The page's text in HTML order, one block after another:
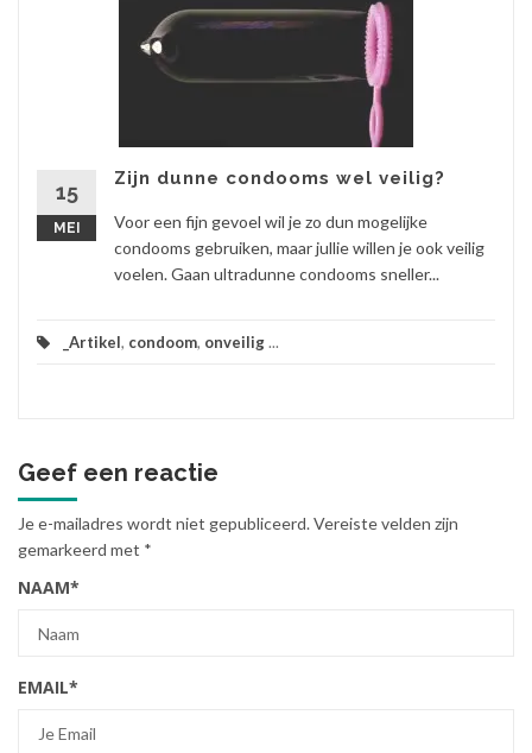
15
MEI
Zijn dunne condooms wel veilig?
Voor een fijn gevoel wil je zo dun mogelijke
condooms gebruiken, maar jullie willen je ook veilig
voelen. Gaan ultradunne condooms sneller...
_Artikel, condoom, onveilig...
Geef een reactie
Je e-mailadres wordt niet gepubliceerd.Vereiste velden zijn
gemarkeerd met *
NAAM*
EMAIL*